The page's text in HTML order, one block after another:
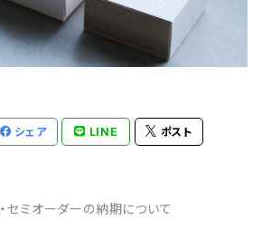
シェア LINE ポスト
セミオーダーの納期について